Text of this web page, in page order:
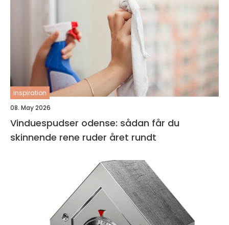
inspiration
08. May 2026
Vinduespudser odense: sådan får du
skinnende rene ruder året rundt